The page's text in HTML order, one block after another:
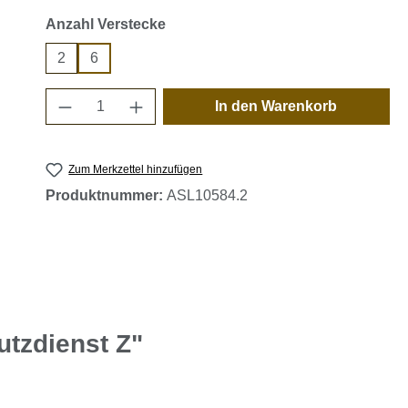
Anzahl Versteckeauswählen
2 6
Produkt Anzahl: Gib den
In den Warenkorb
Zum Merkzettel hinzufügen
Produktnummer:ASL10584.2
Z"